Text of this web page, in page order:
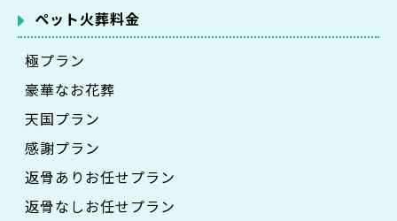
ペット火葬料金
極プラン
豪華なお花葬
天国プラン
感謝プラン
返骨ありお任せプラン
返骨なしお任せプラン